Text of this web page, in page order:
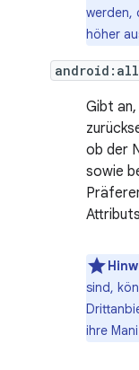
werden,
höher
Gibt
ob der
sowie
sind,
ihre